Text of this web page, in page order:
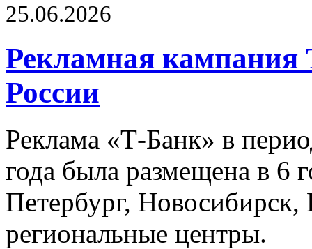
25.06.2026
Рекламная кампания
России
Реклама «Т-Банк» в
года была размещена в 6
Петербург,
региональные центры.